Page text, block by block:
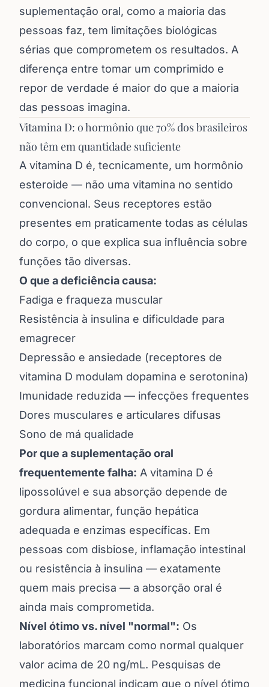
suplementação oral, como a maioria das
pessoas faz, tem limitações biológicas
sérias que comprometem os resultados. A
diferença entre tomar um comprimido e
repor de verdade é maior do que a maioria
das pessoas imagina.
Vitamina D: o hormônio que 70% dos brasileiros
não têm em quantidade suficiente
A vitamina D é, tecnicamente, um hormônio
esteroide — não uma vitamina no sentido
convencional. Seus receptores estão
presentes em praticamente todas as células
do corpo, o que explica sua influência sobre
funções tão diversas.
O que a deficiência causa:
Fadiga e fraqueza muscular
Resistência à insulina e dificuldade para
emagrecer
Depressão e ansiedade (receptores de
vitamina D modulam dopamina e serotonina)
Imunidade reduzida — infecções frequentes
Dores musculares e articulares difusas
Sono de má qualidade
Por que a suplementação oral
frequentemente falha: A vitamina D é
lipossolúvel e sua absorção depende de
gordura alimentar, função hepática
adequada e enzimas específicas. Em
pessoas com disbiose, inflamação intestinal
ou resistência à insulina — exatamente
quem mais precisa — a absorção oral é
ainda mais comprometida.
Nível ótimo vs. nível "normal": Os
laboratórios marcam como normal qualquer
valor acima de 20 ng/mL. Pesquisas de
medicina funcional indicam que o nível ótimo